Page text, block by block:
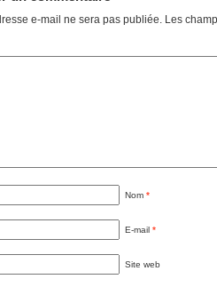
e-mail ne sera pas publiée. Les
Nom *
E-mail *
Site web